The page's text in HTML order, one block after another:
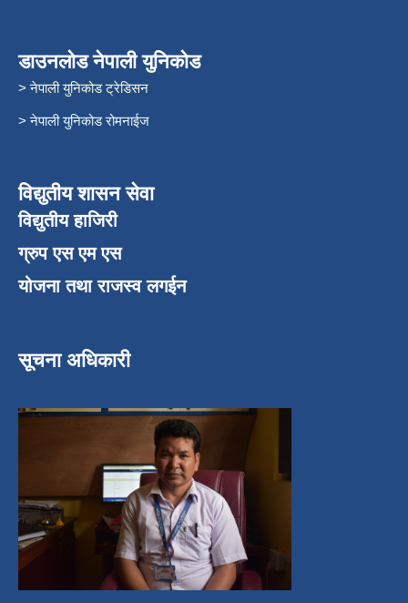
डाउनलोड नेपाली युनिकोड
> नेपाली युनिकोड ट्रेडिसन
> नेपाली युनिकोड रोमनाईज
विद्युतीय शासन सेवा
विद्युतीय हाजिरी
ग्रुप एस एम एस
योजना तथा राजस्व लगईन
सूचना अधिकारी